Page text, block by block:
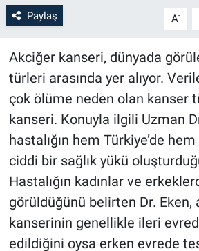
Paylaş A-
Akciğer kanseri, dünyada
türleri arasında yer alıyor.
çok ölüme neden olan kanser
kanseri. Konuyla ilgili Uzman
hastalığın hem Türkiye’de
ciddi bir sağlık yükü
Hastalığın kadınlar ve
görüldüğünü belirten Dr. Eken,
kanserinin genellikle ileri
edildiğini oysa erken evrede